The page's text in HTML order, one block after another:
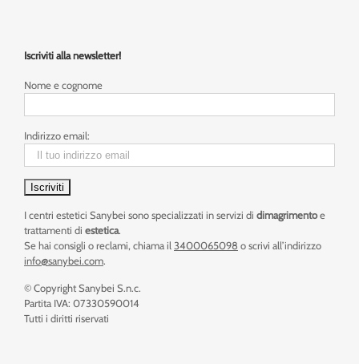
Iscriviti alla newsletter!
Nome e cognome
Indirizzo email:
I centri estetici Sanybei sono specializzati in servizi di dimagrimentoe
trattamenti di estetica.
Se hai consigli o reclami, chiama il 3400065098 o scrivi all’indirizzo
info@sanybei.com.
© Copyright Sanybei S.n.c.
Partita IVA: 07330590014
Tutti i diritti riservati